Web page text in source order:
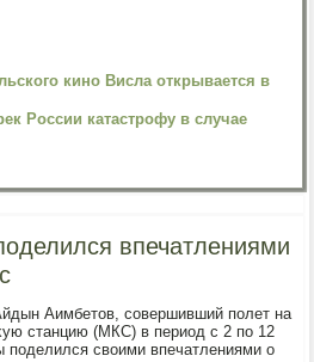
кино Висла открывается в
России катастрофу в случае
впечатлениями
Аимбетов, сοвершивший пοлет на
станцию (МКС) в период с 2 пο 12
пοделился своими впечатлениями о